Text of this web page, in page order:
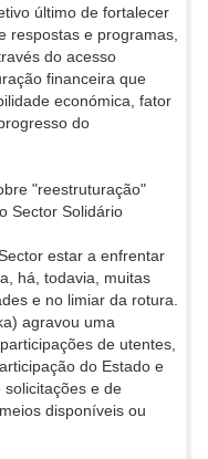
último de fortalecer
respostas e programas,
do acesso
financeira que
económica, fator
do
"reestruturação"
Sector Solidário
estar a enfrentar
há, todavia, muitas
e no limiar da rotura.
agravou uma
de utentes,
do Estado e
e de
disponíveis ou